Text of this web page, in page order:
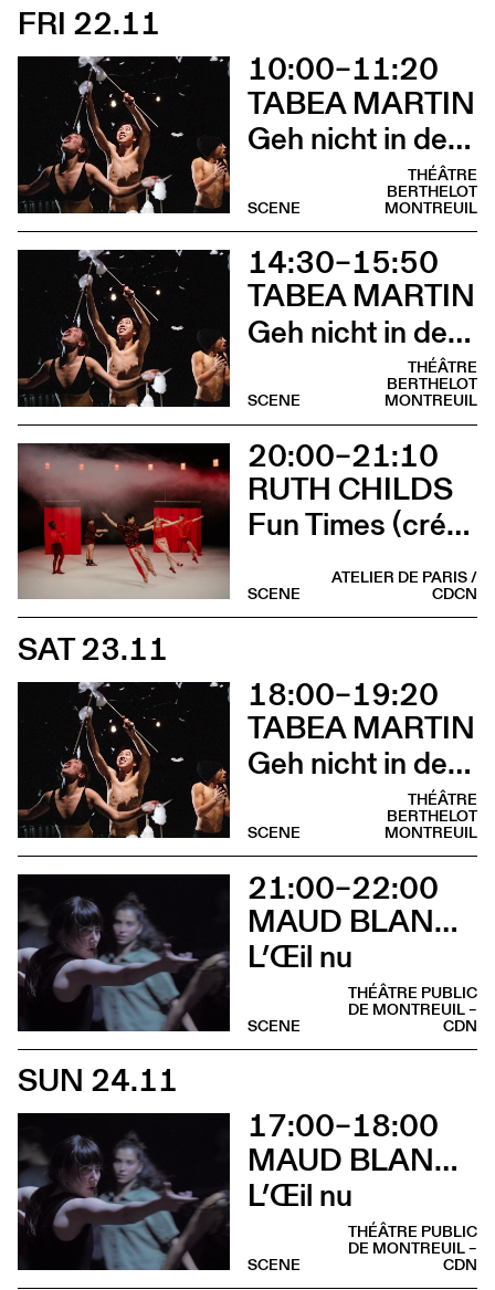
FRI 22.11
10:00–11:20
TABEA MARTIN
Geh nicht in den Wald, im Wald ist der Wald (scolaire)
THÉÂTRE
BERTHELOT
MONTREUIL
SCENE
14:30–15:50
TABEA MARTIN
Geh nicht in den Wald, im Wald ist der Wald (scolaire)
THÉÂTRE
BERTHELOT
MONTREUIL
SCENE
20:00–21:10
RUTH CHILDS
Fun Times (création)
ATELIER DE PARIS /
CDCN
SCENE
SAT 23.11
18:00–19:20
TABEA MARTIN
Geh nicht in den Wald, im Wald ist der Wald
THÉÂTRE
BERTHELOT
MONTREUIL
SCENE
21:00–22:00
MAUD BLANDEL
L’Œil nu
THÉÂTRE PUBLIC
DE MONTREUIL –
CDN
SCENE
SUN 24.11
17:00–18:00
MAUD BLANDEL
L’Œil nu
THÉÂTRE PUBLIC
DE MONTREUIL –
CDN
SCENE